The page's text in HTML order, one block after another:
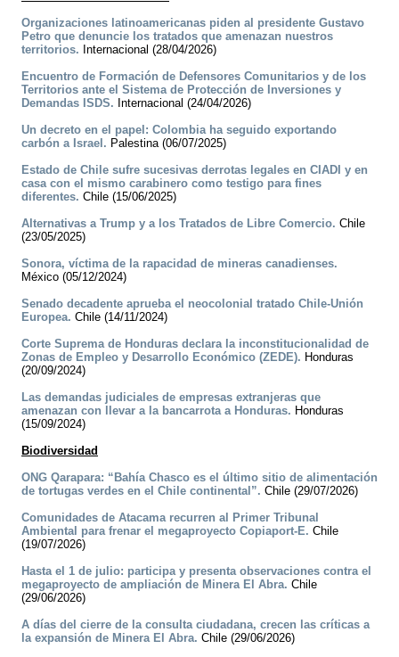
Organizaciones latinoamericanas piden al presidente Gustavo
Petro que denuncie los tratados que amenazan nuestros
territorios. Internacional (28/04/2026)
Encuentro de Formación de Defensores Comunitarios y de los
Territorios ante el Sistema de Protección de Inversiones y
Demandas ISDS. Internacional (24/04/2026)
Un decreto en el papel: Colombia ha seguido exportando
carbón a Israel. Palestina (06/07/2025)
Estado de Chile sufre sucesivas derrotas legales en CIADI y en
casa con el mismo carabinero como testigo para fines
diferentes. Chile (15/06/2025)
Alternativas a Trump y a los Tratados de Libre Comercio. Chile
(23/05/2025)
Sonora, víctima de la rapacidad de mineras canadienses.
México (05/12/2024)
Senado decadente aprueba el neocolonial tratado Chile-Unión
Europea. Chile (14/11/2024)
Corte Suprema de Honduras declara la inconstitucionalidad de
Zonas de Empleo y Desarrollo Económico (ZEDE). Honduras
(20/09/2024)
Las demandas judiciales de empresas extranjeras que
amenazan con llevar a la bancarrota a Honduras. Honduras
(15/09/2024)
Biodiversidad
ONG Qarapara: “Bahía Chasco es el último sitio de alimentación
de tortugas verdes en el Chile continental”. Chile (29/07/2026)
Comunidades de Atacama recurren al Primer Tribunal
Ambiental para frenar el megaproyecto Copiaport-E. Chile
(19/07/2026)
Hasta el 1 de julio: participa y presenta observaciones contra el
megaproyecto de ampliación de Minera El Abra. Chile
(29/06/2026)
A días del cierre de la consulta ciudadana, crecen las críticas a
la expansión de Minera El Abra. Chile (29/06/2026)